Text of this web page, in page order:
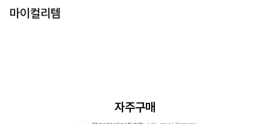
마이컬리템
자주구매